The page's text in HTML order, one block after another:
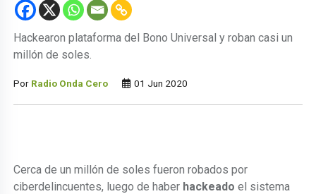
Hackearon plataforma del Bono Universal y roban casi un
millón de soles.
Por Radio Onda Cero 01 Jun 2020
Cerca de un millón de soles fueron robados por
ciberdelincuentes, luego de haber hackeado el sistema